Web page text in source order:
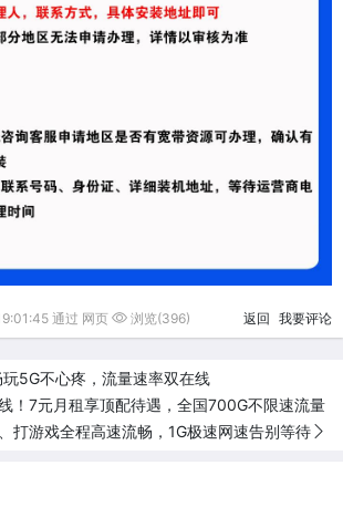
通过 网页 浏览(396) 返回 我要评论
5G不心疼，流量速率双在线
！7元月租享顶配待遇，全国700G不限速流量
打游戏全程高速流畅，1G极速网速告别等待